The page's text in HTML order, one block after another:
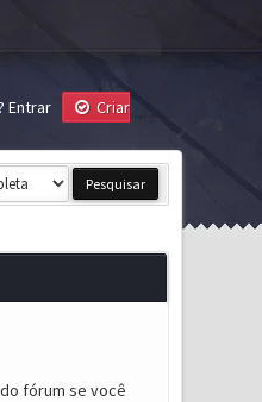
Entrar
Criar
fórum se você